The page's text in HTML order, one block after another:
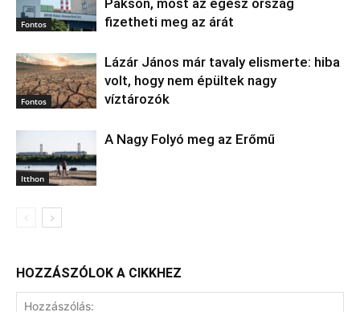
Fontos
Pakson, most az egész ország
fizetheti meg az árát
Fontos
Lázár János már tavaly elismerte: hiba
volt, hogy nem épültek nagy
víztározók
Itthon
A Nagy Folyó meg az Erőmű
HOZZÁSZÓLOK A CIKKHEZ